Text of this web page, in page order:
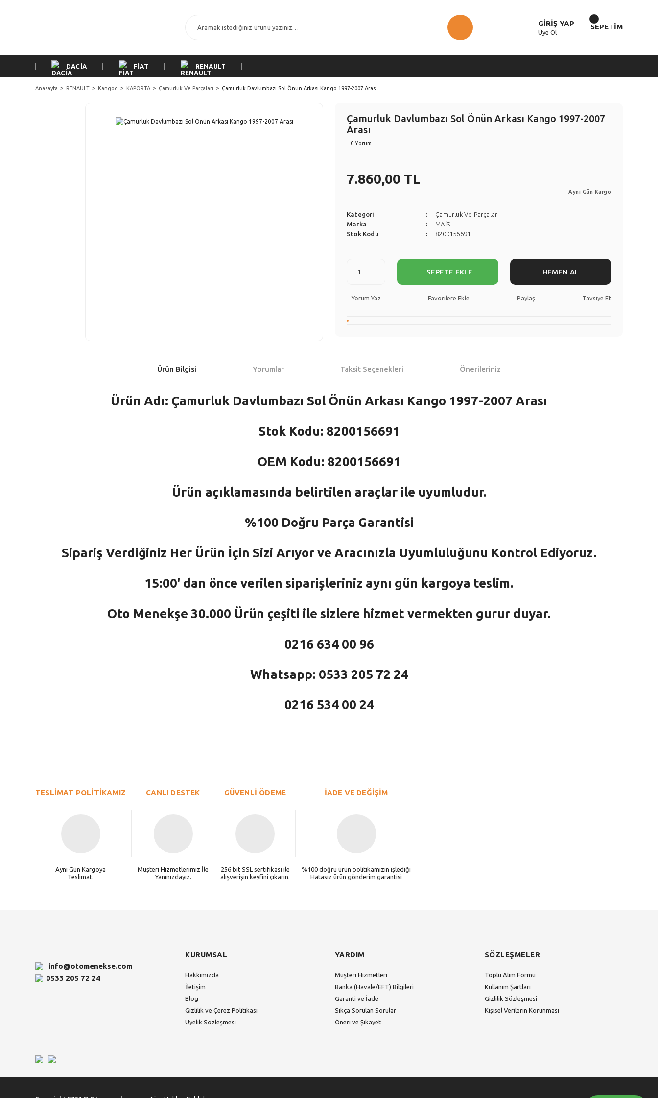
GİRİŞ YAP
Üye Ol
SEPETİM
DACİA FİAT RENAULT
Anasayfa RENAULT Kangoo KAPORTA Çamurluk Ve Parçaları Çamurluk Davlumbazı Sol Önün Arkası Kango 1997-2007 Arası
Çamurluk Davlumbazı Sol Önün Arkası Kango 1997-2007
Arası
0 Yorum
7.860,00 TL
Aynı Gün Kargo
Kategori
Çamurluk Ve Parçaları
Marka
MAİS
Stok Kodu
8200156691
SEPETE EKLE HEMEN AL
Yorum Yaz Paylaş Tavsiye Et
Ürün Bilgisi Yorumlar Taksit Seçenekleri Önerileriniz
Ürün Adı: Çamurluk Davlumbazı Sol Önün Arkası Kango 1997-2007 Arası
Stok Kodu: 8200156691
OEM Kodu: 8200156691
Ürün açıklamasında belirtilen araçlar ile uyumludur.
%100 Doğru Parça Garantisi
Sipariş Verdiğiniz Her Ürün İçin Sizi Arıyor ve Aracınızla Uyumluluğunu Kontrol Ediyoruz.
15:00' dan önce verilen siparişleriniz aynı gün kargoya teslim.
Oto Menekşe 30.000 Ürün çeşiti ile sizlere hizmet vermekten gurur duyar.
0216 634 00 96
Whatsapp: 0533 205 72 24
0216 534 00 24
Ürün açıklamasında eksik bilgiler bulunuyor.
TESLİMAT POLİTİKAMIZ
Aynı Gün Kargoya
Teslimat.
CANLI DESTEK
Müşteri Hizmetlerimiz İle
Yanınızdayız.
GÜVENLİ ÖDEME
256 bit SSL sertifikası ile
alışverişin keyfini çıkarın.
İADE VE DEĞİŞİM
%100 doğru ürün politikamızın işlediği
Hatasız ürün gönderim garantisi
info@otomenekse.com
0533 205 72 24
KURUMSAL
Hakkımızda
İletişim
Blog
Gizlilik ve Çerez Politikası
Üyelik Sözleşmesi
YARDIM
Müşteri Hizmetleri
Banka (Havale/EFT) Bilgileri
Garanti ve İade
Sıkça Sorulan Sorular
Öneri ve Şikayet
SÖZLEŞMELER
Toplu Alım Formu
Kullanım Şartları
Gizlilik Sözleşmesi
Kişisel Verilerin Korunması